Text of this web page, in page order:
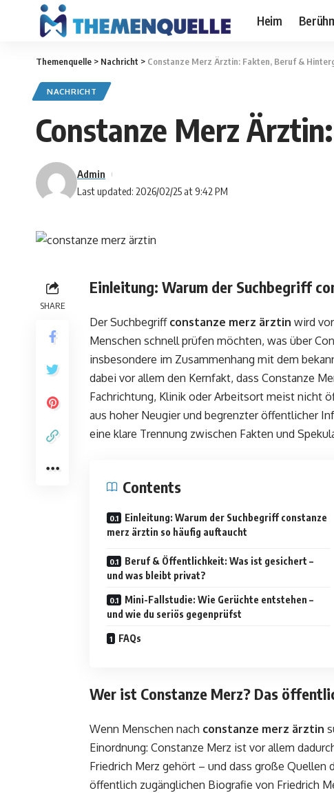
Heim
Themenquelle > Nachricht > Constanze Merz Ärztin: Fakten, Beruf &
NACHRICHT
Constanze Merz
Last updated: 2026/02/25 at 9:42 PM
Admin
SHARE
Einleitung: Warum der Suchbegriff
Der Suchbegriff constanze merz ärztin wird
Menschen schnell prüfen möchten, was über
insbesondere im Zusammenhang mit dem
dabei vor allem den Kernfakt, dass Constanze
Fachrichtung, Klinik oder Arbeitsort meist nicht
aus hoher Neugier und begrenzter öffentlicher
eine klare Trennung zwischen Fakten und
Contents
Einleitung: Warum der Suchbegriff constanze
merz ärztin so häufig auftaucht
Beruf & Öffentlichkeit: Was ist gesichert –
und was bleibt privat?
Mini-Fallstudie: Wie Gerüchte entstehen –
und wie du seriös gegenprüfst
FAQs
Wer ist Constanze Merz? Das
Wenn Menschen nach constanze merz ärztin
Einordnung: Constanze Merz ist vor allem
Friedrich Merz gehört – und dass große Quellen
öffentlich zugänglichen Biografie von Friedrich